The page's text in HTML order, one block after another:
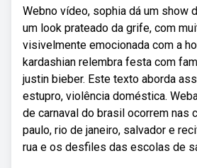
Webno vídeo, sophia dá um show
um look prateado da grife, com
visivelmente emocionada com a
kardashian relembra festa com
justin bieber. Este texto aborda
estupro, violência doméstica.
de carnaval do brasil ocorrem nas
paulo, rio de janeiro, salvador e
rua e os desfiles das escolas de